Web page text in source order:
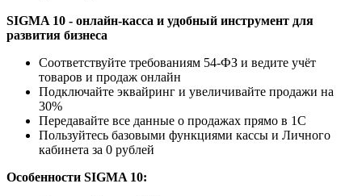
SIGMA 10 - онлайн-касса и удобный инструмент для
развития бизнеса
Соответствуйте требованиям 54-ФЗ и ведите учёт
товаров и продаж онлайн
Подключайте эквайринг и увеличивайте продажи на
30%
Передавайте все данные о продажах прямо в 1С
Пользуйтесь базовыми функциями кассы и Личного
кабинета за 0 рублей
Особенности SIGMA 10: